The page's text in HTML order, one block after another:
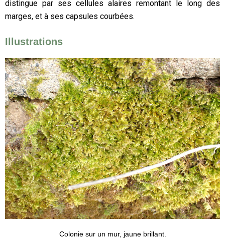
distingue par ses cellules alaires remontant le long des
marges, et à ses capsules courbées.
Illustrations
Colonie sur un mur, jaune brillant.